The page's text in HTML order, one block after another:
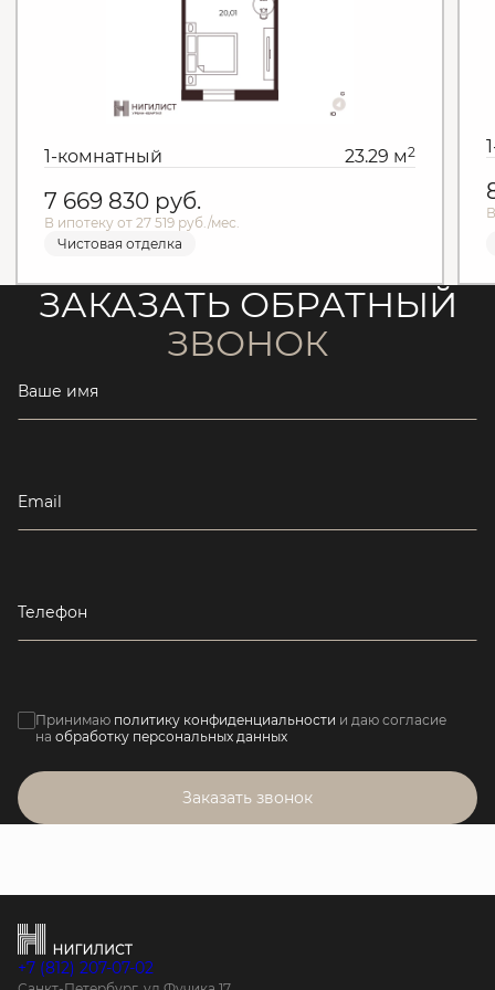
1-комнатный 23.29 м2
7 669 830 руб.
В ипотеку от 27 519 руб./мес.
Чистовая отделка
ЗАКАЗАТЬ ОБРАТНЫЙ
ЗВОНОК
Ваше имя
Email
Телефон
Принимаю политику конфиденциальности и даю согласие
на обработку персональных данных
Заказать звонок
+7 (812) 207-07-02